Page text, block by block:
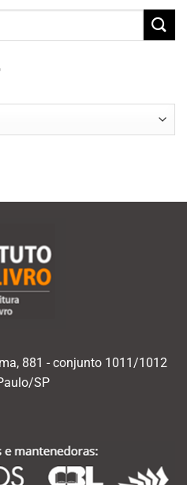
881 - conjunto 1011/1012
SP